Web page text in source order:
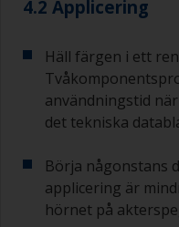
måste du se till
första skiktet
som anges i
gäller särskilt för
Om du missar
antingen slipa
Om något av de
4.2 Applicering
Häll färgen i ett
användningstid
det tekniska
Börja någonstans
applicering är
hörnet på